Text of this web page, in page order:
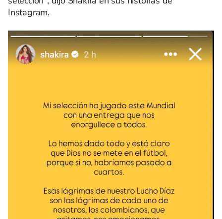
Instagram.